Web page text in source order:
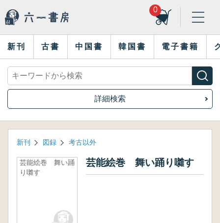
0
新刊 古書 中国書 韓国書 電子書籍
詳細検索
新刊 図録 考古以外
芸能絵巻 舞い踊
り囃す
芸能絵巻 舞い踊り囃す